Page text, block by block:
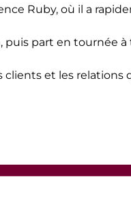
Ruby, où il a
part en tournée à
et les relations